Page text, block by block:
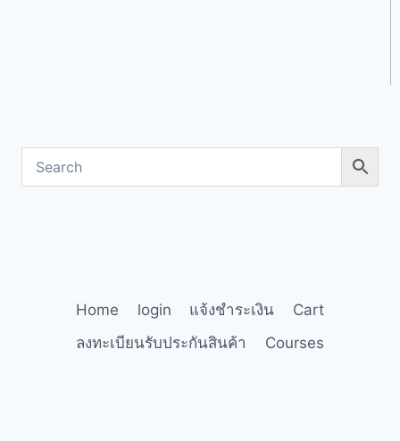
Home login แจ้งชำระเงิน
Cart
ลงทะเบียนรับประกันสินค้า
Courses